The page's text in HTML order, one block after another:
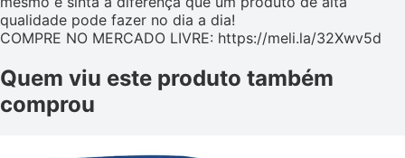
qualidade pode fazer no dia a dia!
COMPRE NO MERCADO LIVRE: https://meli.la/32Xwv5d
Quem viu este produto também
comprou